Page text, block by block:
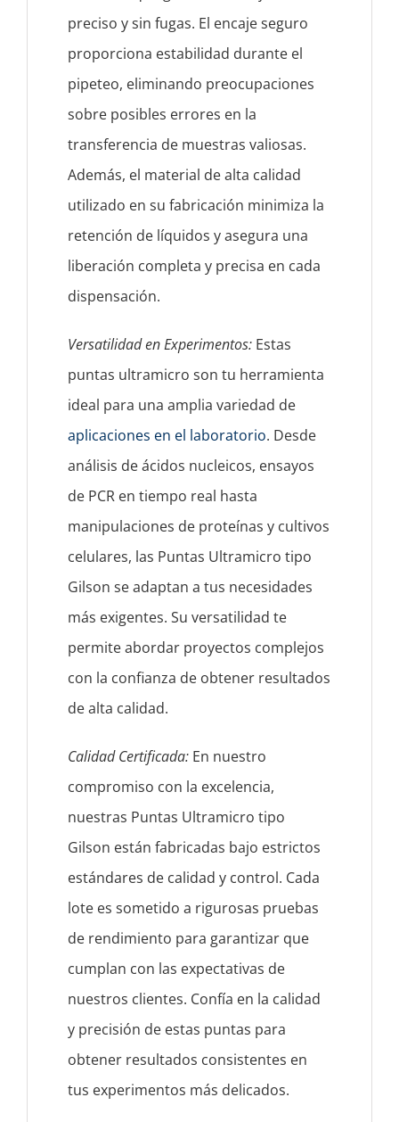
preciso y sin fugas. El encaje seguro
proporciona estabilidad durante el
pipeteo, eliminando preocupaciones
sobre posibles errores en la
transferencia de muestras valiosas.
Además, el material de alta calidad
utilizado en su fabricación minimiza la
retención de líquidos y asegura una
liberación completa y precisa en cada
dispensación.
Versatilidad en Experimentos: Estas
puntas ultramicro son tu herramienta
ideal para una amplia variedad de
aplicaciones en el laboratorio. Desde
análisis de ácidos nucleicos, ensayos
de PCR en tiempo real hasta
manipulaciones de proteínas y cultivos
celulares, las Puntas Ultramicro tipo
Gilson se adaptan a tus necesidades
más exigentes. Su versatilidad te
permite abordar proyectos complejos
con la confianza de obtener resultados
de alta calidad.
Calidad Certificada: En nuestro
compromiso con la excelencia,
nuestras Puntas Ultramicro tipo
Gilson están fabricadas bajo estrictos
estándares de calidad y control. Cada
lote es sometido a rigurosas pruebas
de rendimiento para garantizar que
cumplan con las expectativas de
nuestros clientes. Confía en la calidad
y precisión de estas puntas para
obtener resultados consistentes en
tus experimentos más delicados.